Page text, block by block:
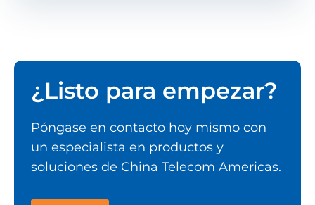
¿Listo para empezar?
Póngase en contacto hoy mismo con
un especialista en productos y
soluciones de China Telecom Americas.